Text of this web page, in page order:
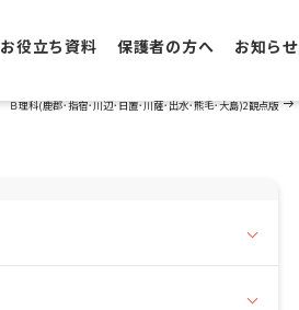
お役立ち資料 保護者の方へ お知らせ
Ｂ理科(鹿郡･指宿･川辺･日置･川薩･出水･熊毛･​大島)2観点版